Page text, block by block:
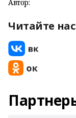
Автор:
Читайте нас